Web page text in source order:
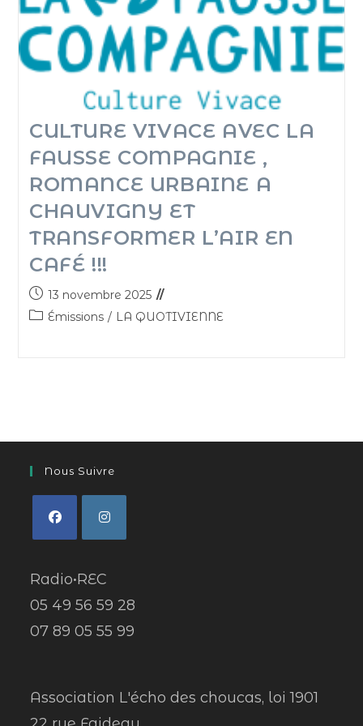
CULTURE VIVACE AVEC LA
FAUSSE COMPAGNIE ,
ROMANCE URBAINE A
CHAUVIGNY ET
TRANSFORMER L’AIR EN
CAFÉ !!!
13 novembre 2025
Émissions / LA QUOTIVIENNE
Nous Suivre
Radio•REC
05 49 56 59 28
07 89 05 55 99
Association L'écho des choucas, loi 1901